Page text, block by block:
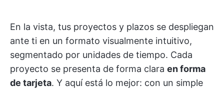
En la vista, tus proyectos y plazos se despliegan
ante ti en un formato visualmente intuitivo,
segmentado por unidades de tiempo. Cada
proyecto se presenta de forma clara en forma
de tarjeta. Y aquí está lo mejor: con un simple